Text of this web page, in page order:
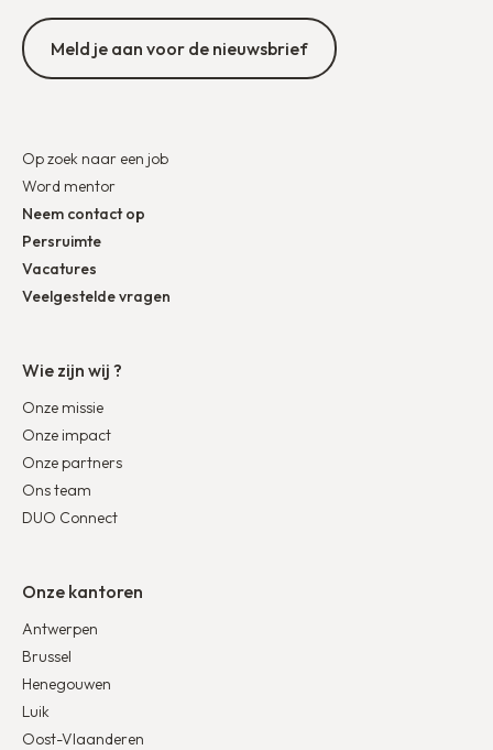
Meld je aan voor de nieuwsbrief
Op zoek naar een job
Word mentor
Neem contact op
Persruimte
Vacatures
Veelgestelde vragen
Wie zijn wij ?
Onze missie
Onze impact
Onze partners
Ons team
DUO Connect
Onze kantoren
Antwerpen
Brussel
Henegouwen
Luik
Oost-Vlaanderen